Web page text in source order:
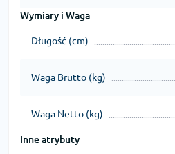
Wymiary i Waga
Długość (cm)
Waga Brutto (kg)
Waga Netto (kg)
Inne atrybuty